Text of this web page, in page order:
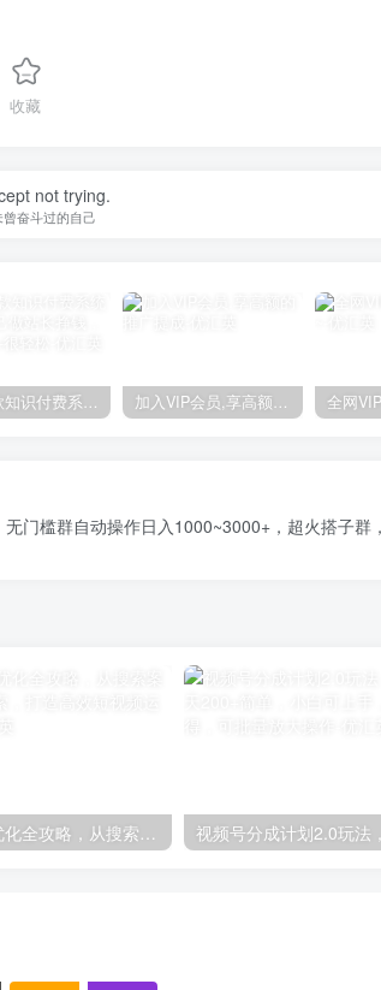
收藏
not trying.
奋斗过的自己
搭建同款知识付费系统网站，自己做站长挣钱，日入1000+很轻松 加入VIP会员,享高额的推广提成
无门槛群自动操作日入1000~3000+，超火搭子群